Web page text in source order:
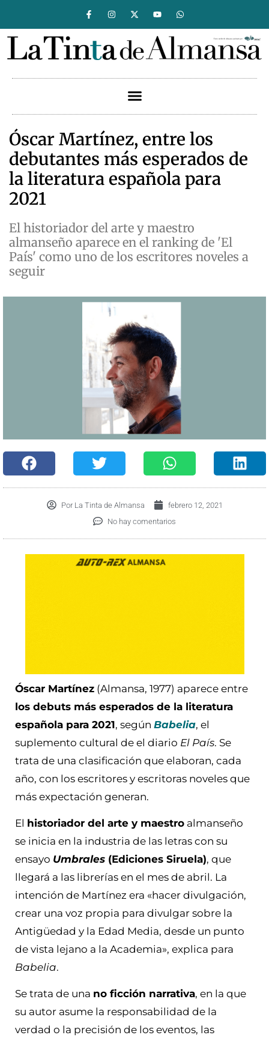
Óscar Martínez, entre los
debutantes más esperados de
la literatura española para
2021
El historiador del arte y maestro
almanseño aparece en el ranking de 'El
País' como uno de los escritores noveles a
seguir
PorLa Tinta de Almansa
febrero 12, 2021
No hay comentarios
Óscar Martínez (Almansa, 1977) aparece entre
los debuts más esperados de la literatura
española para 2021, según Babelia, el
suplemento cultural de el diario El País. Se
trata de una clasificación que elaboran, cada
año, con los escritores y escritoras noveles que
más expectación generan.
El historiador del arte y maestro almanseño
se inicia en la industria de las letras con su
ensayo Umbrales (Ediciones Siruela), que
llegará a las librerías en el mes de abril. La
intención de Martínez era «hacer divulgación,
crear una voz propia para divulgar sobre la
Antigüedad y la Edad Media, desde un punto
de vista lejano a la Academia», explica para
Babelia.
Se trata de una no ficción narrativa, en la que
su autor asume la responsabilidad de la
verdad o la precisión de los eventos, las